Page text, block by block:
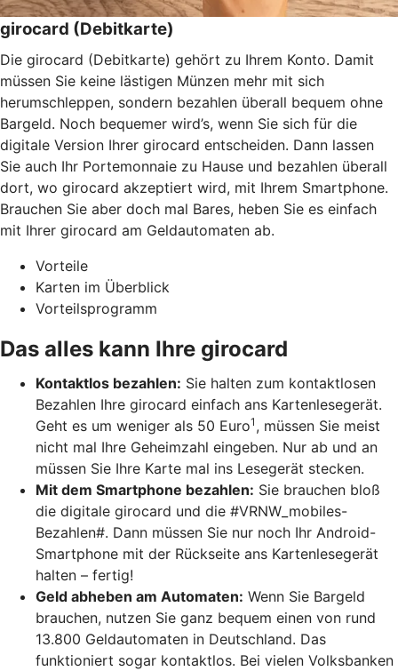
girocard (Debitkarte)
Die girocard (Debitkarte) gehört zu Ihrem Konto. Damit
müssen Sie keine lästigen Münzen mehr mit sich
herumschleppen, sondern bezahlen überall bequem ohne
Bargeld. Noch bequemer wird’s, wenn Sie sich für die
digitale Version Ihrer girocard entscheiden. Dann lassen
Sie auch Ihr Portemonnaie zu Hause und bezahlen überall
dort, wo girocard akzeptiert wird, mit Ihrem Smartphone.
Brauchen Sie aber doch mal Bares, heben Sie es einfach
mit Ihrer girocard am Geldautomaten ab.
Vorteile
Karten im Überblick
Vorteilsprogramm
Das alles kann Ihre girocard
Kontaktlos bezahlen: Sie halten zum kontaktlosen
Bezahlen Ihre girocard einfach ans Kartenlesegerät.
Geht es um weniger als 50 Euro1 , müssen Sie meist
nicht mal Ihre Geheimzahl eingeben. Nur ab und an
müssen Sie Ihre Karte mal ins Lesegerät stecken.
Mit dem Smartphone bezahlen: Sie brauchen bloß
die digitale girocard und die #VRNW_mobiles-
Bezahlen#. Dann müssen Sie nur noch Ihr Android-
Smartphone mit der Rückseite ans Kartenlesegerät
halten – fertig!
Geld abheben am Automaten: Wenn Sie Bargeld
brauchen, nutzen Sie ganz bequem einen von rund
13.800 Geldautomaten in Deutschland. Das
funktioniert sogar kontaktlos. Bei vielen Volksbanken